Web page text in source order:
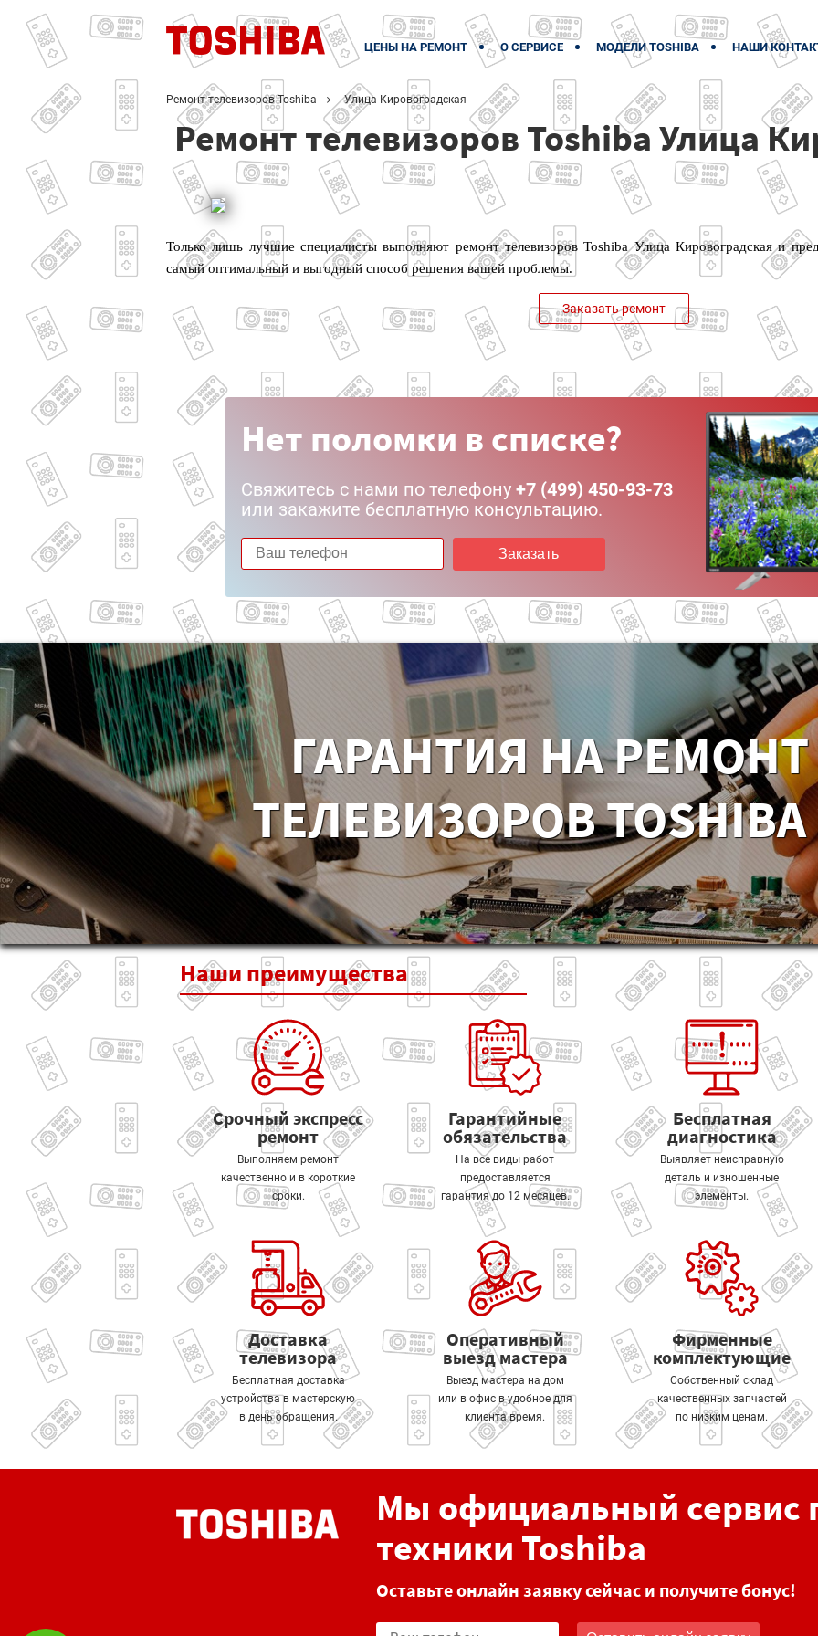
ЦЕНЫ НА РЕМОНТ О СЕРВИСЕ МОДЕЛИ TOSHIBA НАШИ
Ремонт телевизоров Toshiba Улица Кировоградская
Ремонт телевизоров Toshiba Улица
Только лишь лучшие специалисты выполняют ремонт телевизоров Toshiba Улица Кировоградская и
самый оптимальный и выгодный способ решения вашей проблемы.
Заказать ремонт
Нет поломки в списке?
Свяжитесь с нами по телефону +7 (499) 450-93-73
или закажите бесплатную консультацию.
Заказать
ГАРАНТИЯ НА РЕМОНТ
ТЕЛЕВИЗОРОВ
Наши преимущества
Срочный экспресс
ремонт
Выполняем ремонт
качественно и в короткие
сроки.
Гарантийные
обязательства
На все виды работ
предоставляется
гарантия до 12 месяцев.
Бесплатная
диагностика
Выявляет неисправную
деталь и изношенные
элементы.
Доставка
телевизора
Бесплатная доставка
устройства в мастерскую
в день обращения.
Оперативный
выезд мастера
Выезд мастера на дом
или в офис в удобное для
клиента время.
Фирменные
комплектующие
Собственный склад
качественных запчастей
по низким ценам.
Мы официальный сервис
техники Toshiba
Оставьте онлайн заявку сейчас и получите бонус!